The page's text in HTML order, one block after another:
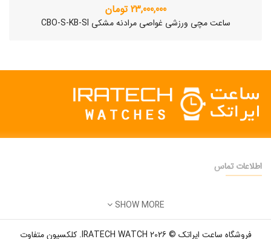
23,000,000 تومان
ساعت مچی ورزشی غواصی مرادنه مشکی CBO-S-KB-SI
ساعت مچی سوئیسی SLOW "AM/PM" – 01..
12,500,000 تومان
اطلاعات تماس
ایمیل:
SHOW MORE
فروشگاه ساعت ایراتک © 2026 IRATECH WATCH. کلکسیون متفاوت